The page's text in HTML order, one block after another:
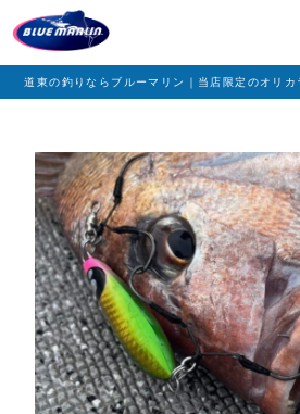
道東の釣りならブルーマリン｜当店限定のオリカ